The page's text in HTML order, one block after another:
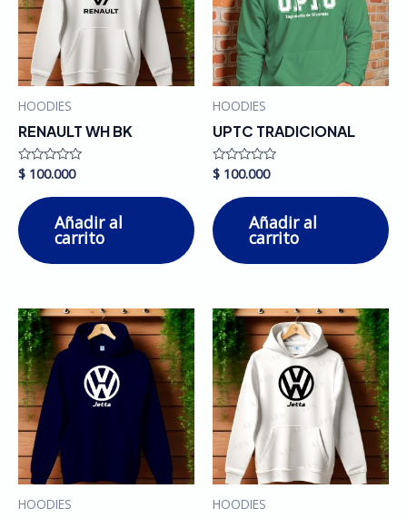
HOODIES
RENAULT WH BK
Valorado
en
de
5
$ 100.000
Añadir al
carrito
HOODIES
UPTC TRADICIONAL
Valorado
en
de
5
$ 100.000
Añadir al
carrito
HOODIES HOODIES